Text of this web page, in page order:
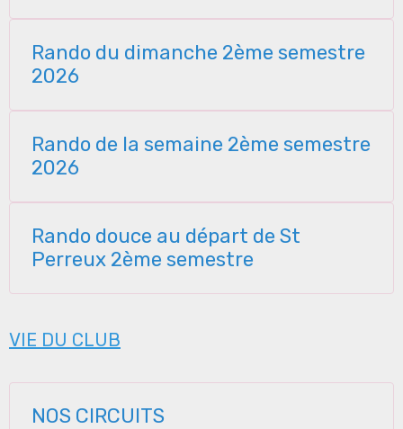
Rando du dimanche 2ème semestre
2026
Rando de la semaine 2ème semestre
2026
Rando douce au départ de St
Perreux 2ème semestre
VIE DU CLUB
NOS CIRCUITS